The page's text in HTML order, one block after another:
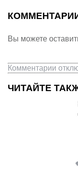
Вы можете
Комментарии
ЧИТАЙТЕ